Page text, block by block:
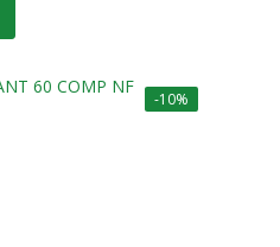
-10%